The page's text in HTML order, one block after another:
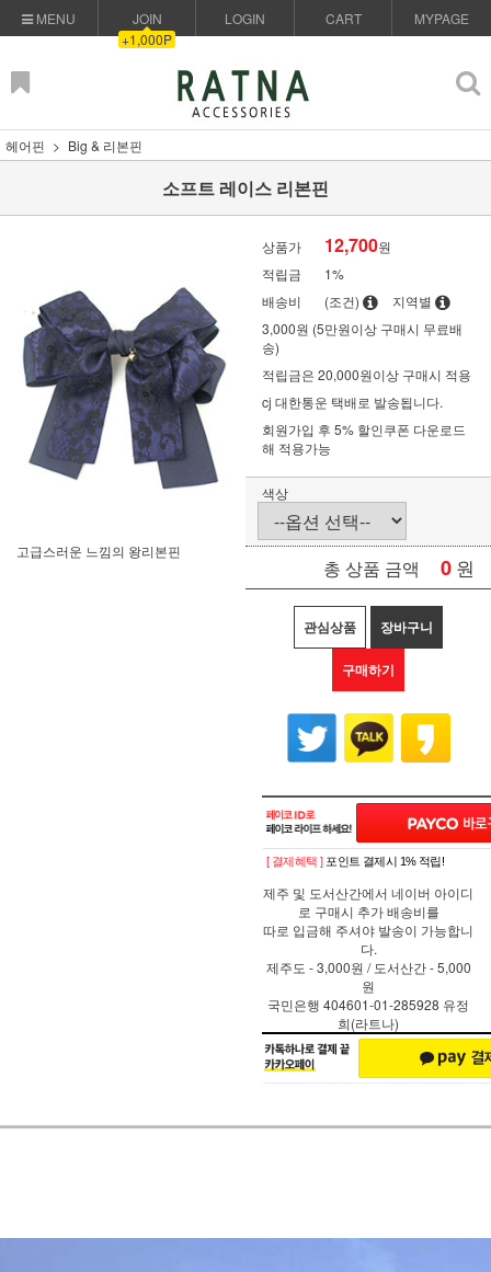
MENU
JOIN
+1,000P
LOGIN CART MYPAGE
헤어핀 Big & 리본핀
소프트 레이스 리본핀
고급스러운 느낌의 왕리본핀
상품가 12,700원
적립금
1%
배송비
(조건)
지역별
3,000원 (5만원이상 구매시 무료배
송)
적립금은 20,000원이상 구매시 적용
cj 대한통운 택배로 발송됩니다.
회원가입 후 5% 할인쿠폰 다운로드
해 적용가능
색상
총 상품 금액 0 원
관심상품 장바구니
구매하기
[ 결제혜택 ] 포인트 결제시 1% 적립!
제주 및 도서산간에서 네이버 아이디
로 구매시 추가 배송비를
따로 입금해 주셔야 발송이 가능합니
다.
제주도 - 3,000원 / 도서산간 - 5,000
원
국민은행 404601-01-285928 유정
희(라트나)